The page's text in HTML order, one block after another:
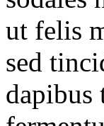
ut felis
sed
dapibus